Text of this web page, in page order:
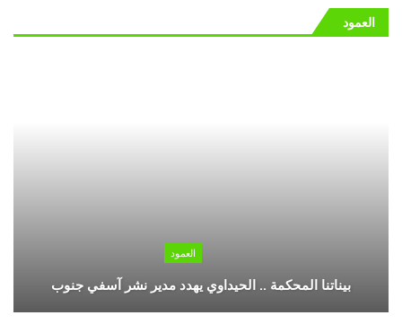
العمود
العمود
بيناتنا المحكمة .. الحيداوي يهدد مدير نشر آسفي جنوب